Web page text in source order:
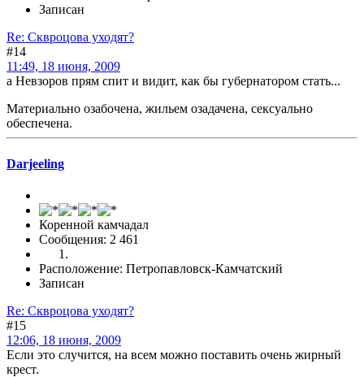
Записан
Re: Сквроцова уходят?
#14
11:49, 18 июня, 2009
а Невзоров прям спит и видит, как бы губернатором стать...
Материально озабочена, жильем озадачена, сексуально
обеспечена.
Darjeeling
Коренной камчадал
Сообщения: 2 461
Расположение: Петропавловск-Камчатский
Записан
Re: Сквроцова уходят?
#15
12:06, 18 июня, 2009
Если это случится, на всем можно поставить очень жирный
крест.